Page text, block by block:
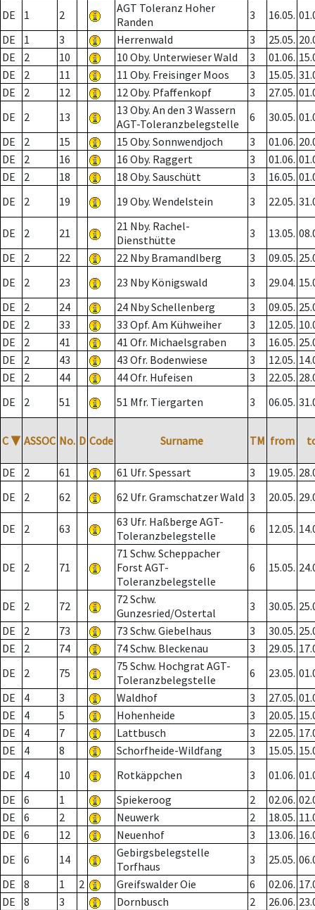
DE
1 2
AGT Toleranz Hoher
Randen
3 16.05.
DE
1 3 Herrenwald 3 25.05.
DE
2 10 10 Oby. Unterwieser Wald 3 01.06.
DE
2 11 11 Oby. Freisinger Moos 3 15.05.
DE
2 12 12 Oby. Pfaffenkopf 3 27.05.
DE
2 13
13 Oby. An den 3 Wassern
AGT-Toleranzbelegstelle
6 30.05.
DE
2 15 15 Oby. Sonnwendjoch 3 01.06.
DE
2 16 16 Oby. Raggert 3 01.06.
DE
2 18 18 Oby. Sauschütt 3 16.05.
DE
2 19 19 Oby. Wendelstein 3 22.05.
DE 2 21
21 Nby. Rachel-
Diensthütte
3 13.05.
DE
2 22 22 Nby Bramandlberg 3 09.05.
DE
2 23 23 Nby Königswald 3 29.04.
DE
2 24 24 Nby Schellenberg 3 09.05.
DE
2 33 33 Opf. Am Kühweiher 3 12.05.
DE
2 41 41 Ofr. Michaelsgraben 3 16.05.
DE
2 43 43 Ofr. Bodenwiese 3 12.05.
DE
2 44 44 Ofr. Hufeisen 3 22.05.
DE
2 51 51 Mfr. Tiergarten 3 06.05.
C ▼ ASSOC No. D Code Surname TM from
DE 2 61 61 Ufr. Spessart 3 19.05.
DE
2 62 62 Ufr. Gramschatzer Wald 3 20.05.
DE 2 63
63 Ufr. Haßberge AGT-
Toleranzbelegstelle
6 12.05.
DE 2 71
71 Schw. Scheppacher
Forst AGT-
Toleranzbelegstelle
6 15.05.
DE 2 72
72 Schw.
Gunzesried/Ostertal
3 30.05.
DE
2 73 73 Schw. Giebelhaus 3 30.05.
DE
2 74 74 Schw. Bleckenau 3 29.05.
DE
2 75
75 Schw. Hochgrat AGT-
Toleranzbelegstelle
6 23.05.
DE
4 3 Waldhof 3 27.05.
DE
4 5 Hohenheide 3 20.05.
DE
4 7 Lattbusch 3 22.05.
DE
4 8 Schorfheide-Wildfang 3 15.05.
DE
4 10 Rotkäppchen 3 01.06.
DE
6 1 Spiekeroog 2 02.06.
DE
6 2 Neuwerk 2 18.05.
DE
6 12 Neuenhof 3 13.06.
DE
6 14
Gebirgsbelegstelle
Torfhaus
3 25.05.
DE
8 1 2 Greifswalder Oie 6 02.06.
DE
8 3 Dornbusch 2 26.06.